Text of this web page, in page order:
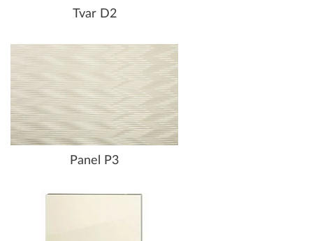
Tvar D2
Panel P3